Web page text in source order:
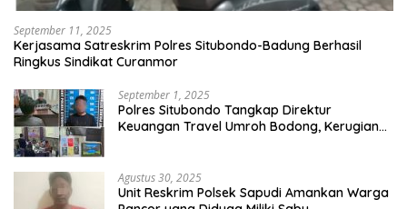
September 11, 2025
Kerjasama Satreskrim Polres Situbondo-Badung Berhasil
Ringkus Sindikat Curanmor
September 1, 2025
Polres Situbondo Tangkap Direktur
Keuangan Travel Umroh Bodong, Kerugian
Agustus 30, 2025
Unit Reskrim Polsek Sapudi Amankan Warga